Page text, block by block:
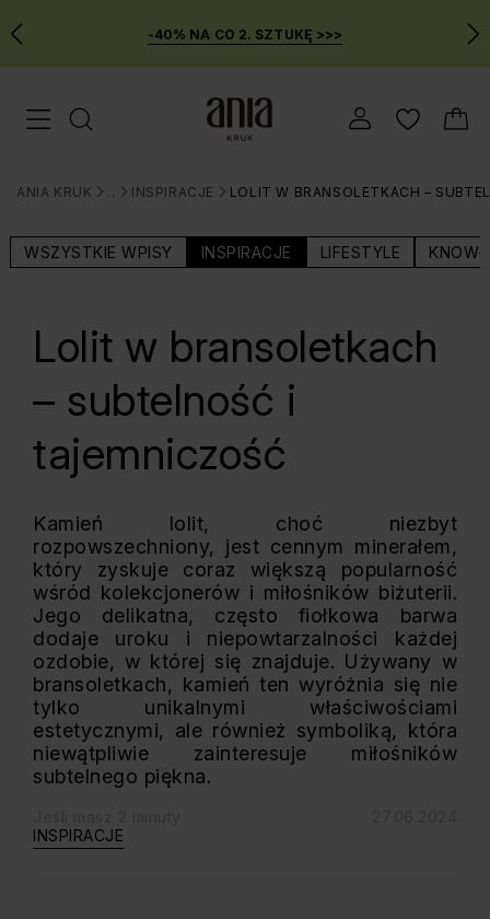
Przejdź
do
MENU
-40% NA CO 2. SZTUKĘ >>>
Menu mobilne
ANIA KRUK
>
BLOG
>
INSPIRACJE
>
LOLIT W BRANSOLETKACH –
WSZYSTKIE WPISY INSPIRACJE LIFESTYLE KNOW-
Lolit w bransoletkach
– subtelność i
tajemniczość
Kamień lolit, choć niezbyt
rozpowszechniony, jest cennym minerałem,
który zyskuje coraz większą popularność
wśród kolekcjonerów i miłośników biżuterii.
Jego delikatna, często fiołkowa barwa
dodaje uroku i niepowtarzalności każdej
ozdobie, w której się znajduje. Używany w
bransoletkach, kamień ten wyróżnia się nie
tylko unikalnymi właściwościami
estetycznymi, ale również symboliką, która
niewątpliwie zainteresuje miłośników
subtelnego piękna.
INSPIRACJE